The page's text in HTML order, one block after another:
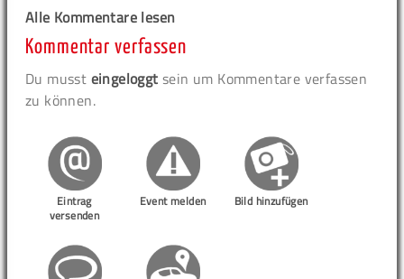
Alle Kommentare lesen
Kommentar verfassen
Du musst eingeloggt sein um Kommentare verfassen
zu können.
Eintrag
versenden
Event melden Bild hinzufügen